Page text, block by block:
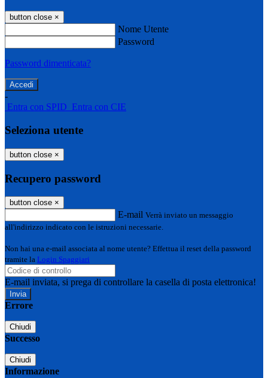
button close ×
Nome Utente
Password
Password dimenticata?
-
Entra con SPID Entra con CIE
Seleziona utente
button close ×
Recupero password
button close ×
E-mail Verrà inviato un messaggio
all'indirizzo indicato con le istruzioni necessarie.
Non hai una e-mail associata al nome utente? Effettua il reset della password
tramite la Login Spaggiari
E-mail inviata, si prega di controllare la casella di posta elettronica!
Errore
Chiudi
Successo
Chiudi
Informazione